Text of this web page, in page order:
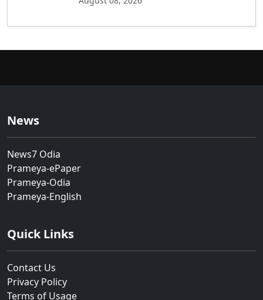
News
News7 Odia
Prameya-ePaper
Prameya-Odia
Prameya-English
Quick Links
Contact Us
Privacy Policy
Terms of Usage